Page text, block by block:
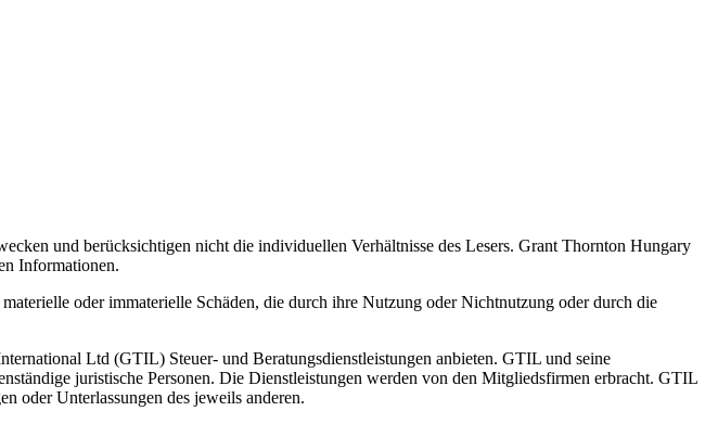
und berücksichtigen nicht die individuellen Verhältnisse des Lesers. Grant Thornton Hungary
Informationen.
oder immaterielle Schäden, die durch ihre Nutzung oder Nichtnutzung oder durch die
Ltd (GTIL) Steuer- und Beratungsdienstleistungen anbieten. GTIL und seine
juristische Personen. Die Dienstleistungen werden von den Mitgliedsfirmen erbracht. GTIL
oder Unterlassungen des jeweils anderen.